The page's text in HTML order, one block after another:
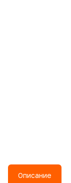
Описание